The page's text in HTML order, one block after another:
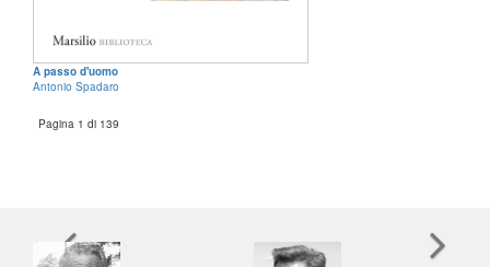
A passo d'uomo
Antonio Spadaro
Pagina 1 di 139